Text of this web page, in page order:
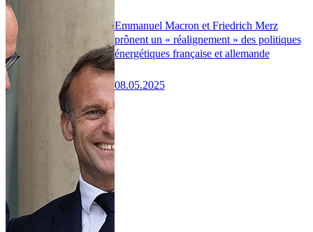
Emmanuel Macron et Friedrich Merz
prônent un « réalignement » des politiques
énergétiques française et allemande
08.05.2025